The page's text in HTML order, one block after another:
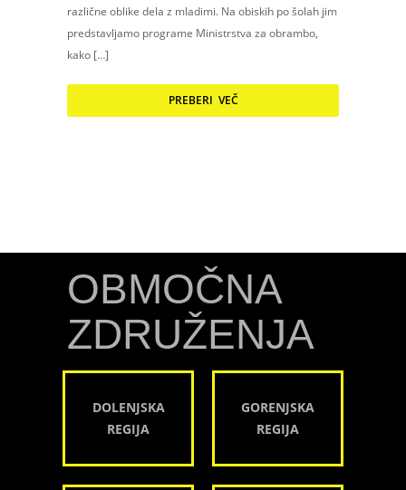
različne oblike dela z mladimi. Na obiskih po šolah jim
predstavljamo programe Ministrstva za obrambo,
kako […]
PREBERI VEČ
OBMOČNA
ZDRUŽENJA
DOLENJSKA
REGIJA
GORENJSKA
REGIJA